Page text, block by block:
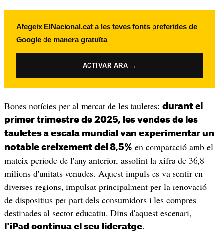
Afegeix ElNacional.cat a les teves fonts preferides de
Google de manera gratuïta
ACTIVAR ARA →
Bones notícies per al mercat de les tauletes: durant el
primer trimestre de 2025, les vendes de les
tauletes a escala mundial van experimentar un
notable creixement del 8,5% en comparació amb el
mateix període de l'any anterior, assolint la xifra de 36,8
milions d'unitats venudes. Aquest impuls es va sentir en
diverses regions, impulsat principalment per la renovació
de dispositius per part dels consumidors i les compres
destinades al sector educatiu. Dins d'aquest escenari,
l'iPad continua el seu lideratge.